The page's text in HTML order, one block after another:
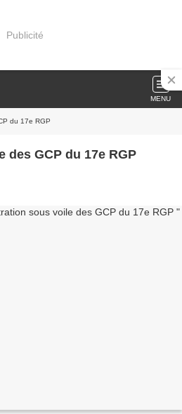
Publicité
MENU
du 17e RGP
GCP du 17e RGP